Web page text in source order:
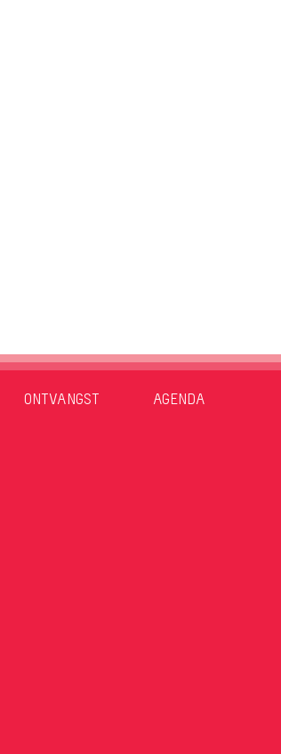
ONTVANGST AGENDA